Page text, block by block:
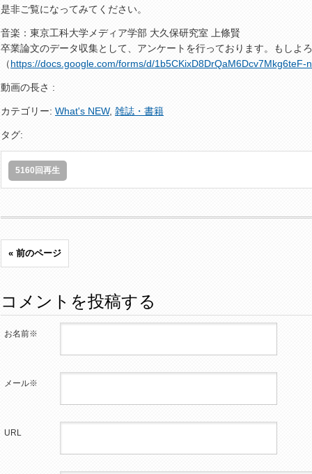
是非ご覧になってみてください。
音楽：東京工科大学メディア学部 大久保研究室 上條賢
卒業論文のデータ収集として、アンケートを行っております。もしよ
（https://docs.google.com/forms/d/1b5CKixD8DrQaM6Dcv7Mkg6teF-
動画の長さ :
カテゴリー: What's NEW, 雑誌・書籍
タグ:
5160回再生
« 前のページ
コメントを投稿する
お名前※
メール※
URL